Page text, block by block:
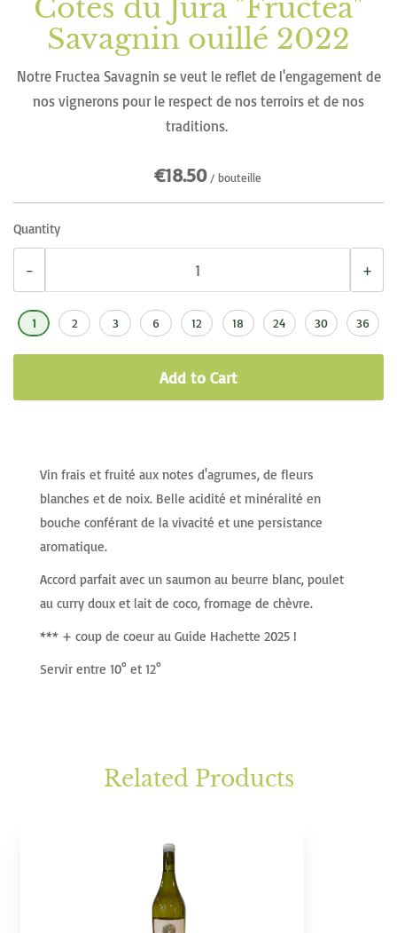
Skip
beginning
Côtes du Jura "Fructea"
Savagnin ouillé 2022
Notre Fructea Savagnin se veut le reflet de l'engagement de
nos vignerons pour le respect de nos terroirs et de nos
traditions.
€18.50 / bouteille
Quantity
− +
1 2 3 6 12 18 24 30 36
Add to Cart
Vin frais et fruité aux notes d'agrumes, de fleurs
blanches et de noix. Belle acidité et minéralité en
bouche conférant de la vivacité et une persistance
aromatique.
Accord parfait avec un saumon au beurre blanc, poulet
au curry doux et lait de coco, fromage de chèvre.
*** + coup de coeur au Guide Hachette 2025 !
Servir entre 10° et 12°
Related Products